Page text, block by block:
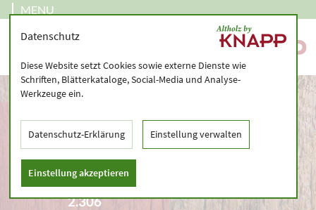
MENU
491.244.06 – STÄRKE 4
MM, WUNSCHLÄNGE
300 – 360 CM – SAWN
VENEER, CUSTOM-
MADE, KILN-DRIED –
2.306
Datenschutz
Diese Website setzt Cookies sowie externe Dienste wie
Schriften, Blätterkataloge, Social-Media und Analyse-
Werkzeuge ein.
Datenschutz-Erklärung Einstellung verwalten
Einstellung akzeptieren